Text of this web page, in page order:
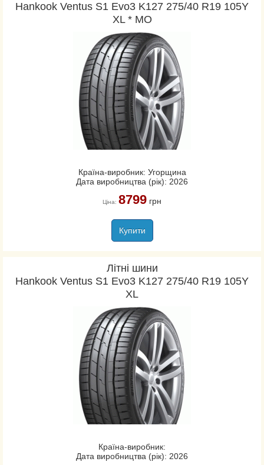
Hankook Ventus S1 Evo3 K127 275/40 R19 105Y
XL * MO
Країна-виробник: Угорщина
Дата виробництва (рік): 2026
Ціна: 8799грн
Купити
Літні шини
Hankook Ventus S1 Evo3 K127 275/40 R19 105Y
XL
Країна-виробник:
Дата виробництва (рік): 2026